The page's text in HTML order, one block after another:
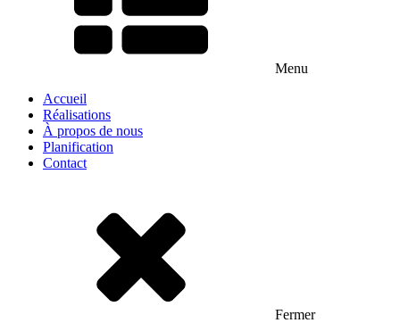
Menu
Accueil
Réalisations
À propos de nous
Planification
Contact
Fermer